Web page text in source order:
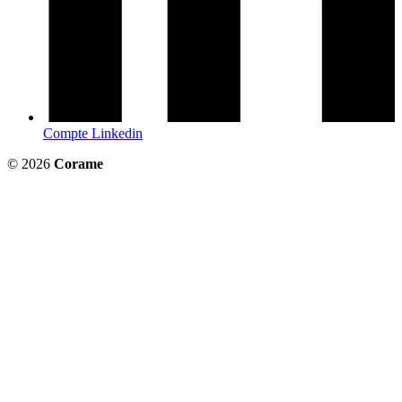
Compte Linkedin
© 2026 Corame